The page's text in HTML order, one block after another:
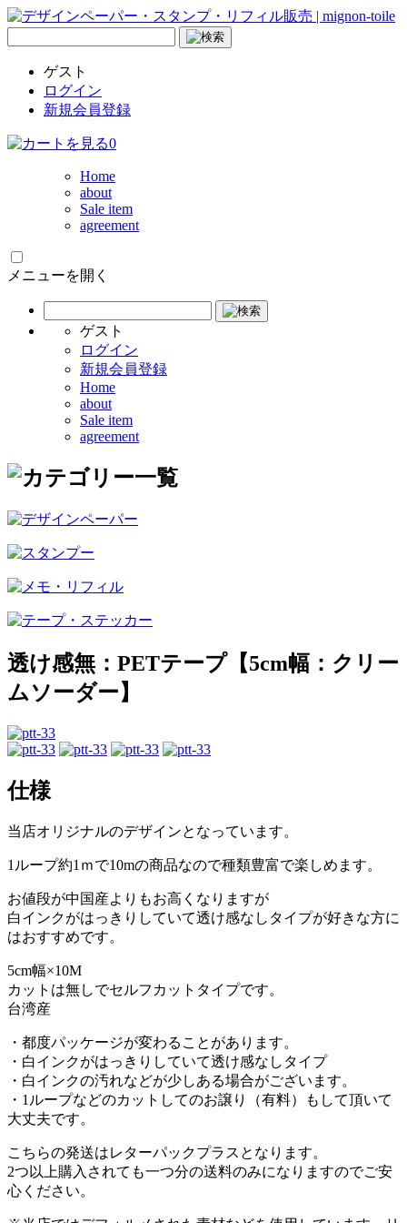
ゲスト
ログイン
新規会員登録
0
Home
about
Sale item
agreement
メニューを開く
ゲスト
ログイン
新規会員登録
Home
about
Sale item
agreement
透け感無：PETテープ【5cm幅：クリー
ムソーダー】
仕様
当店オリジナルのデザインとなっています。
1ループ約1ｍで10mの商品なので種類豊富で楽しめます。
お値段が中国産よりもお高くなりますが
白インクがはっきりしていて透け感なしタイプが好きな方に
はおすすめです。
5cm幅×10M
カットは無しでセルフカットタイプです。
台湾産
・都度パッケージが変わることがあります。
・白インクがはっきりしていて透け感なしタイプ
・白インクの汚れなどが少しある場合がございます。
・1ループなどのカットしてのお譲り（有料）もして頂いて
大丈夫です。
こちらの発送はレターパックプラスとなります。
2つ以上購入されても一つ分の送料のみになりますのでご安
心ください。